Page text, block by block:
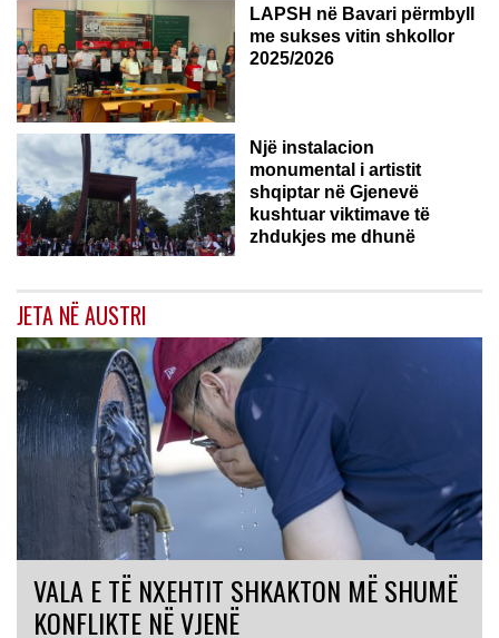
LAPSH në Bavari përmbyll
me sukses vitin shkollor
2025/2026
Një instalacion
monumental i artistit
shqiptar në Gjenevë
kushtuar viktimave të
zhdukjes me dhunë
JETA NË AUSTRI
VALA E TË NXEHTIT SHKAKTON MË SHUMË
KONFLIKTE NË VJENË